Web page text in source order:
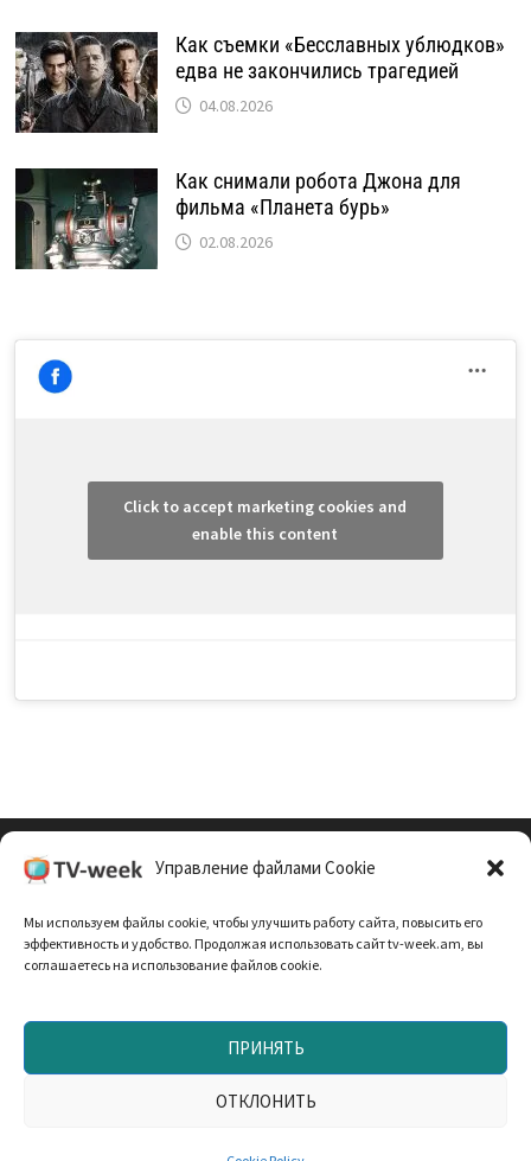
Управление файлами Cookie
Мы используем файлы cookie, чтобы улучшить работу сайта, повысить его
эффективность и удобство. Продолжая использовать сайт tv-week.am, вы
соглашаетесь на использование файлов cookie.
ПРИНЯТЬ
ОТКЛОНИТЬ
Как съемки «Бесславных ублюдков»
едва не закончились трагедией
04.08.2026
Как снимали робота Джона для
фильма «Планета бурь»
02.08.2026
Click to accept marketing cookies and
enable this content
Политика Конфиденциальности
Запрещено использование материалов TV-неделя без
согласования с редакцией. При использовании
обязательна. Работает наWordPress